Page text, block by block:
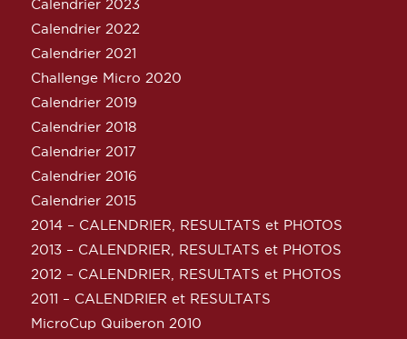
Calendrier 2023
Calendrier 2022
Calendrier 2021
Challenge Micro 2020
Calendrier 2019
Calendrier 2018
Calendrier 2017
Calendrier 2016
Calendrier 2015
2014 – CALENDRIER, RESULTATS et PHOTOS
2013 – CALENDRIER, RESULTATS et PHOTOS
2012 – CALENDRIER, RESULTATS et PHOTOS
2011 – CALENDRIER et RESULTATS
MicroCup Quiberon 2010